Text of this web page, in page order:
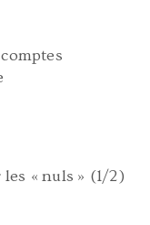
« nuls » (1/2)